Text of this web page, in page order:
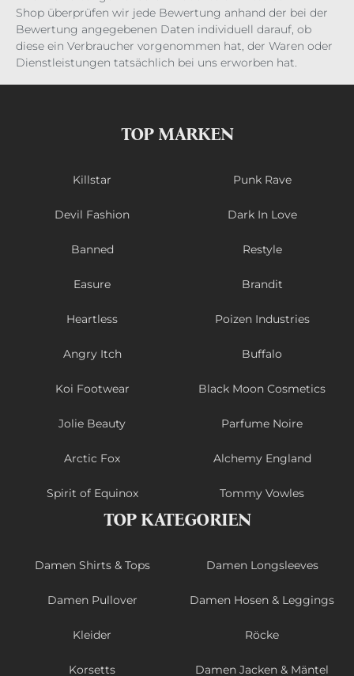
Shop überprüfen wir jede Bewertung anhand der bei der
Bewertung angegebenen Daten individuell darauf, ob
diese ein Verbraucher vorgenommen hat, der Waren oder
Dienstleistungen tatsächlich bei uns erworben hat.
TOP MARKEN
Killstar Punk Rave
Devil Fashion Dark In Love
Banned Restyle
Easure Brandit
Heartless Poizen Industries
Angry Itch Buffalo
Koi Footwear Black Moon Cosmetics
Jolie Beauty Parfume Noire
Arctic Fox Alchemy England
Spirit of Equinox Tommy Vowles
TOP KATEGORIEN
Damen Shirts & Tops Damen Longsleeves
Damen Pullover Damen Hosen & Leggings
Kleider Röcke
Korsetts Damen Jacken & Mäntel